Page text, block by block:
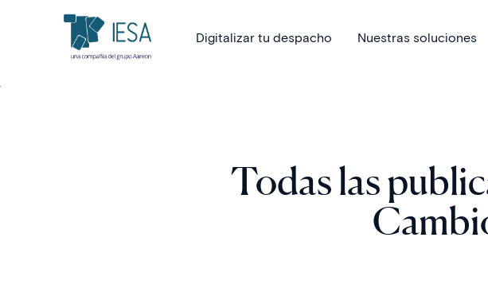
Digitalizar tu despacho Nuestras soluciones
Todas las